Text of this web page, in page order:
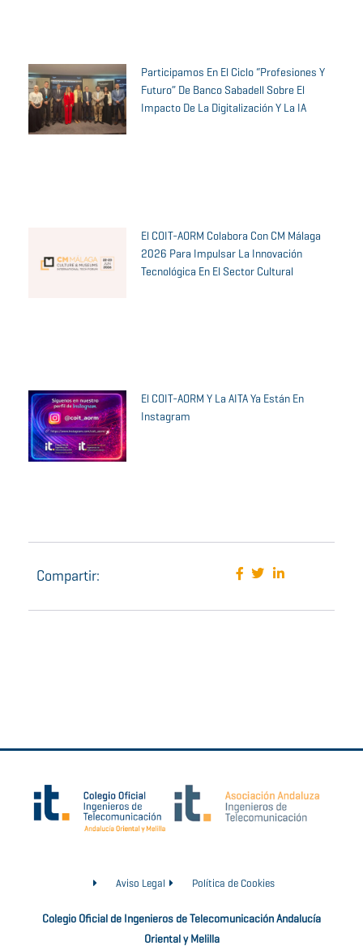
Participamos En El Ciclo “Profesiones Y
Futuro” De Banco Sabadell Sobre El
Impacto De La Digitalización Y La IA
El COIT-AORM Colabora Con CM Málaga
2026 Para Impulsar La Innovación
Tecnológica En El Sector Cultural
El COIT-AORM Y La AITA Ya Están En
Instagram
Compartir:
Aviso Legal Política de Cookies
Colegio Oficial de Ingenieros de Telecomunicación Andalucía
Oriental y Melilla